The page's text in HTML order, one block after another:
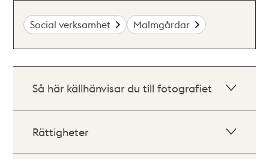
Social verksamhet Malmgårdar
Så här källhänvisar du till fotografiet
Rättigheter